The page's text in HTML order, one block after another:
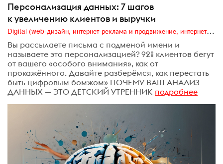
Персонализация данных: 7 шагов
к увеличению клиентов и выручки
Digital (web-дизайн, интернет-реклама и продвижение, интернет-сообщества и блоги, интернет-коммуникации, мобильный маркетинг, реклама на цифровых экранах)
Вы рассылаете письма с подменой имени и
называете это персонализацией? 92% клиентов бегут
от вашего «особого внимания», как от
прокажённого. Давайте разберёмся, как перестать
быть цифровым бомжом» ПОЧЕМУ ВАШ АНАЛИЗ
ДАННЫХ — ЭТО ДЕТСКИЙ УТРЕННИК подробнее